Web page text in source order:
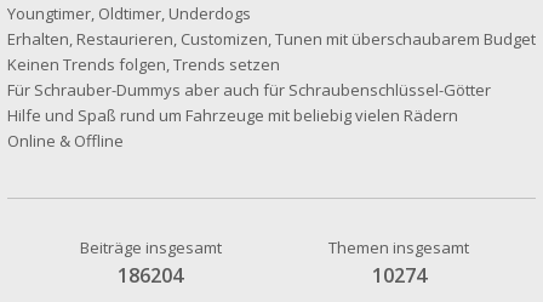
Youngtimer, Oldtimer, Underdogs
Erhalten, Restaurieren, Customizen, Tunen mit überschaubarem Budget
Keinen Trends folgen, Trends setzen
Für Schrauber-Dummys aber auch für Schraubenschlüssel-Götter
Hilfe und Spaß rund um Fahrzeuge mit beliebig vielen Rädern
Online & Offline
Beiträge insgesamt
186204
Themen insgesamt
10274